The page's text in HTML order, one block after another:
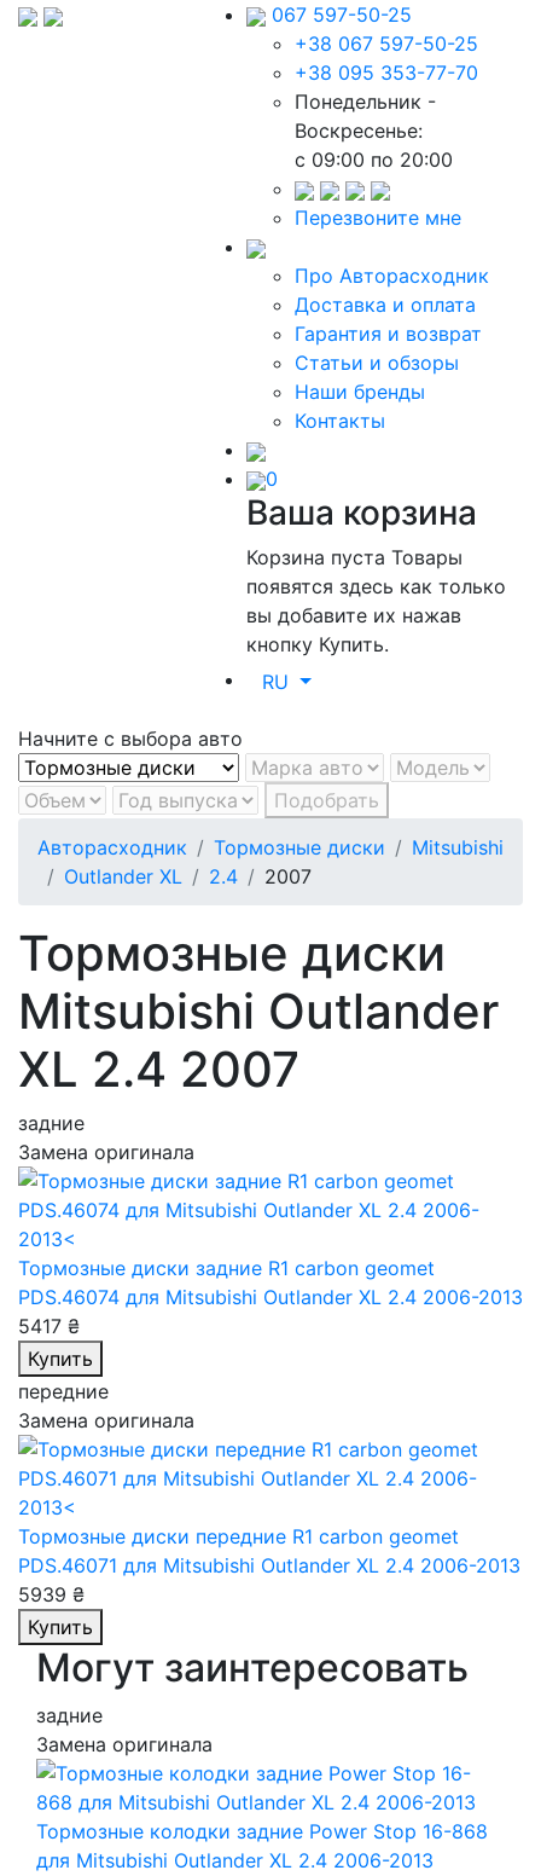
067 597-50-25
+38 067 597-50-25
+38 095 353-77-70
Понедельник -
Воскресенье:
c 09:00 по 20:00
Перезвоните мне
Про Авторасходник
Доставка и оплата
Гарантия и возврат
Статьи и обзоры
Наши бренды
Контакты
0
Ваша корзина
Корзина пустаТовары
появятся здесь как только
вы добавите их нажав
кнопку Купить.
RU
Начните с выбора авто
Подобрать
Авторасходник
Тормозные диски
Mitsubishi
Outlander XL
2.4 2007
Тормозные диски
Mitsubishi Outlander
XL 2.4 2007
задние
Замена оригинала
Тормозные диски задние R1 carbon geomet
PDS.46074 для Mitsubishi Outlander XL 2.4 2006-2013
5417 ₴
Купить
передние
Замена оригинала
Тормозные диски передние R1 carbon geomet
PDS.46071 для Mitsubishi Outlander XL 2.4 2006-2013
5939 ₴
Купить
Могут заинтересовать
задние
Замена оригинала
Тормозные колодки задние Power Stop 16-868
для Mitsubishi Outlander XL 2.4 2006-2013